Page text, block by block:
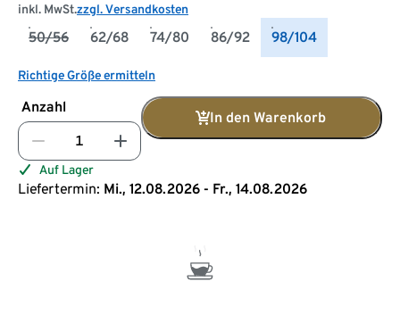
inkl. MwSt.zzgl. Versandkosten
50/56 62/68 74/80 86/92 98/104
Richtige Größe ermitteln
Anzahl
In den Warenkorb
Auf Lager
Liefertermin: Mi., 12.08.2026 - Fr., 14.08.2026